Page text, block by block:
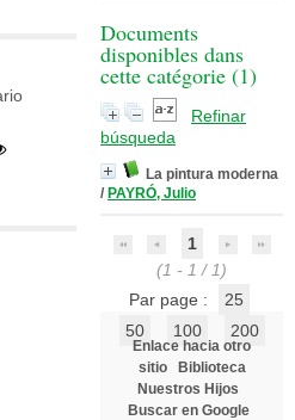
Documents
disponibles dans
cette catégorie (1)
Refinar
búsqueda
La pintura moderna
/ PAYRÓ, Julio
1
(1 - 1 / 1)
Par page :
25
50
100 200
Enlace hacia otro
sitio
Biblioteca
Nuestros Hijos
Buscar en Google